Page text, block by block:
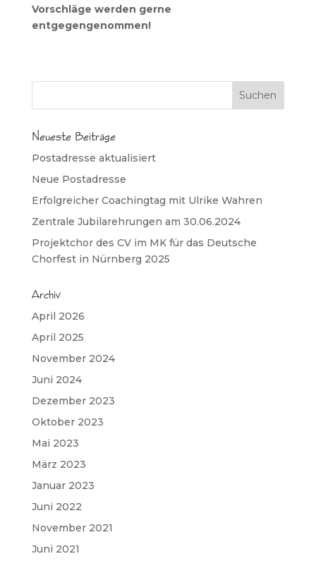
Vorschläge werden gerne
entgegengenommen!
Neueste Beiträge
Postadresse aktualisiert
Neue Postadresse
Erfolgreicher Coachingtag mit Ulrike Wahren
Zentrale Jubilarehrungen am 30.06.2024
Projektchor des CV im MK für das Deutsche
Chorfest in Nürnberg 2025
Archiv
April 2026
April 2025
November 2024
Juni 2024
Dezember 2023
Oktober 2023
Mai 2023
März 2023
Januar 2023
Juni 2022
November 2021
Juni 2021